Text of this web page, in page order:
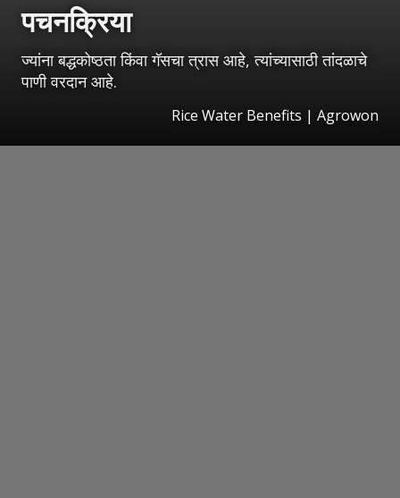
पचनक्रिया
ज्यांना बद्धकोष्ठता किंवा गॅसचा त्रास आहे, त्यांच्यासाठी तांदळाचे
पाणी वरदान आहे.
Rice Water Benefits | Agrowon